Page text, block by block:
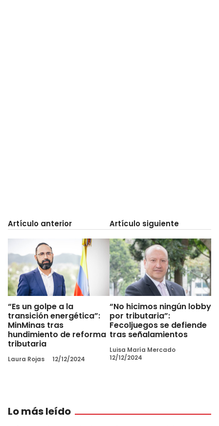
Artículo anterior
“Es un golpe a la
transición energética”:
MinMinas tras
hundimiento de reforma
tributaria
Laura Rojas 12/12/2024
Artículo siguiente
“No hicimos ningún lobby
por tributaria”:
Fecoljuegos se defiende
tras señalamientos
Luisa María Mercado
12/12/2024
Lo más leído